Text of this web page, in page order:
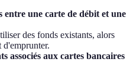
entre une carte de débit et une
des fonds existants, alors
d'emprunter.
associés aux cartes bancaires